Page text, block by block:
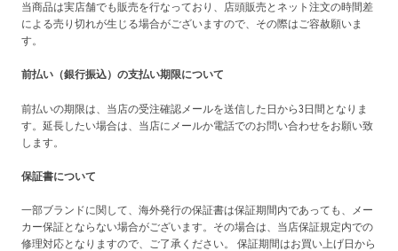
当商品は実店舗でも販売を行なっており、店頭販売とネット注文の時間差
による売り切れが生じる場合がございますので、その際はご容赦願いま
す。
前払い（銀行振込）の支払い期限について
前払いの期限は、当店の受注確認メールを送信した日から3日間となりま
す。延長したい場合は、当店にメールか電話でのお問い合わせをお願い致
します。
保証書について
一部ブランドに関して、海外発行の保証書は保証期間内であっても、メー
カー保証とならない場合がございます。その場合は、当店保証規定内での
修理対応となりますので、ご了承ください。 保証期間はお買い上げ日から